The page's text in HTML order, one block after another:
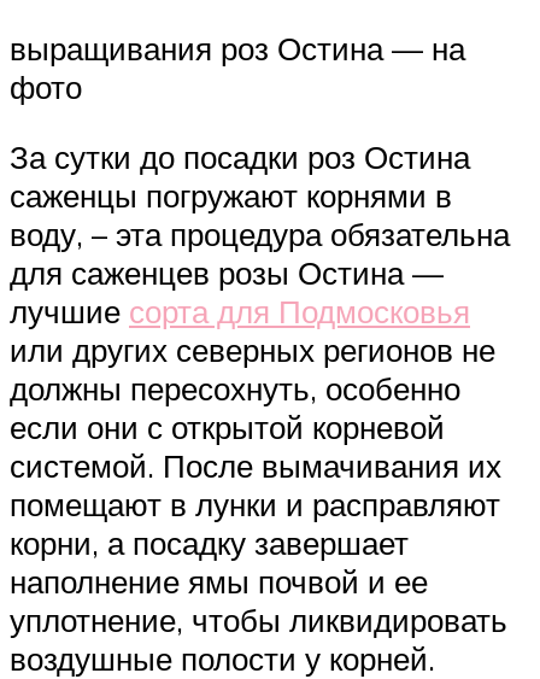
выращивания роз Остина — на
фото
За сутки до посадки роз Остина
саженцы погружают корнями в
воду, – эта процедура обязательна
для саженцев розы Остина —
лучшие сорта для Подмосковья
или других северных регионов не
должны пересохнуть, особенно
если они с открытой корневой
системой. После вымачивания их
помещают в лунки и расправляют
корни, а посадку завершает
наполнение ямы почвой и ее
уплотнение, чтобы ликвидировать
воздушные полости у корней.